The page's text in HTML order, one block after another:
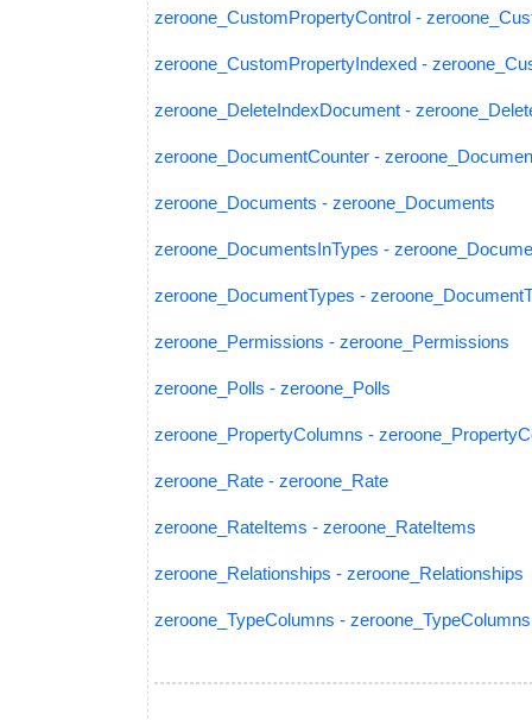
zeroone_CustomPropertyControl -
zeroone_CustomPropertyIndexed -
zeroone_DeleteIndexDocument -
zeroone_DocumentCounter -
zeroone_Documents - zeroone_Documents
zeroone_DocumentsInTypes -
zeroone_DocumentTypes -
zeroone_Permissions - zeroone_Permissions
zeroone_Polls - zeroone_Polls
zeroone_PropertyColumns -
zeroone_Rate - zeroone_Rate
zeroone_RateItems - zeroone_RateItems
zeroone_Relationships - zeroone_Relationships
zeroone_TypeColumns - zeroone_TypeColumns